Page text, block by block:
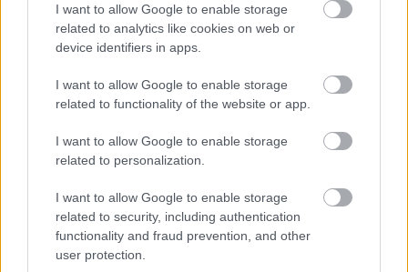
I want to allow Google to enable storage
related to analytics like cookies on web or
device identifiers in apps.
I want to allow Google to enable storage
related to functionality of the website or app.
I want to allow Google to enable storage
related to personalization.
I want to allow Google to enable storage
related to security, including authentication
functionality and fraud prevention, and other
user protection.
οι μικρότεροι πάροχοι συχνά αδυνατούν να
χρηματοδοτήσουν ή να υλοποιήσουν εκτεταμένες
παρεμβάσεις εκσυγχρονισμού.
Μέσα από τη μεταρρύθμιση, το ΥΠΕΝ επιχειρεί
να μεταφέρει μεγαλύτερο βάρος της διαχείρισης
σε οργανισμούς που διαθέτουν εμπειρία στη
προσωπικό και δυνατότητα υλοποίησης
πολυετών επενδυτικών προγραμμάτων. Η λογική
είναι ότι ένας ισχυρότερος και περισσότερο